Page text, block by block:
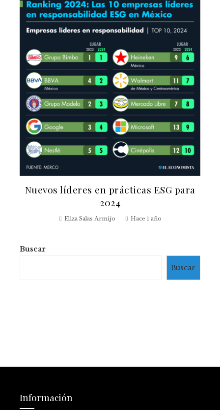
Nuevos líderes en prácticas ESG para
2024
Eliza Salas Armijo Hace 1 año
Buscar
Buscar
Información